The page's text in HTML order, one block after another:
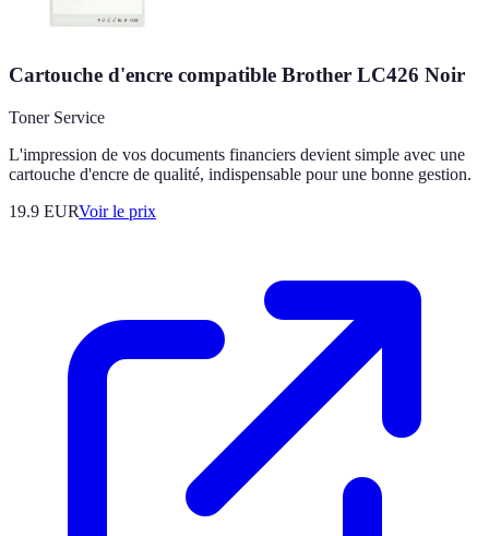
Cartouche d'encre compatible Brother LC426 Noir
Toner Service
L'impression de vos documents financiers devient simple avec une
cartouche d'encre de qualité, indispensable pour une bonne gestion.
19.9 EURVoir le prix